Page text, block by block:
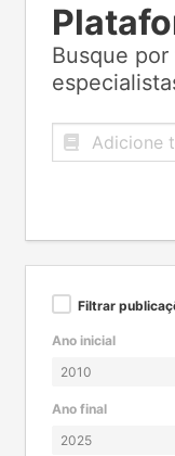
Busque
Filtrar
Ano inicial
Ano final